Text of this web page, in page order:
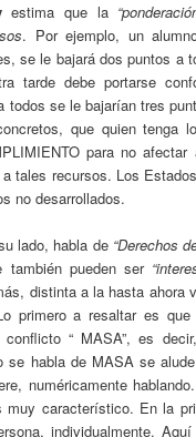
estima que la
. Por ejemplo, un
se le bajará dos puntos a
tarde debe portarse
todos se le bajarían tres
que quien tenga
para no
tales recursos. Los
no desarrollados.
lado, habla de “Derechos
también pueden ser
distinta a la hasta ahora
primero a resaltar es
conflicto “ MASA”, es
se habla de MASA se
numéricamente
muy característico. En la
individualmente. Aquí